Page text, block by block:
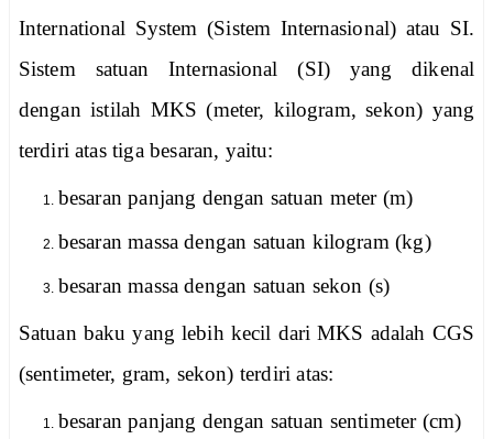
International System (Sistem Internasional) atau SI.
Sistem satuan Internasional (SI) yang dikenal
dengan istilah MKS (meter, kilogram, sekon) yang
terdiri atas tiga besaran, yaitu:
besaran panjang dengan satuan meter (m)
besaran massa dengan satuan kilogram (kg)
besaran massa dengan satuan sekon (s)
Satuan baku yang lebih kecil dari MKS adalah CGS
(sentimeter, gram, sekon) terdiri atas:
besaran panjang dengan satuan sentimeter (cm)